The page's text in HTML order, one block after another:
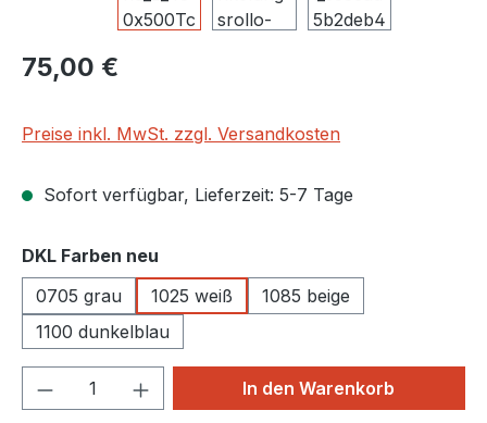
Regulärer Preis:
75,00 €
Preise inkl. MwSt. zzgl. Versandkosten
Sofort verfügbar, Lieferzeit: 5-7 Tage
DKL Farben neu
0705 grau
1025 weiß
1085 beige
1100 dunkelblau
Produkt Anzahl: Gib denIn den Warenkorb